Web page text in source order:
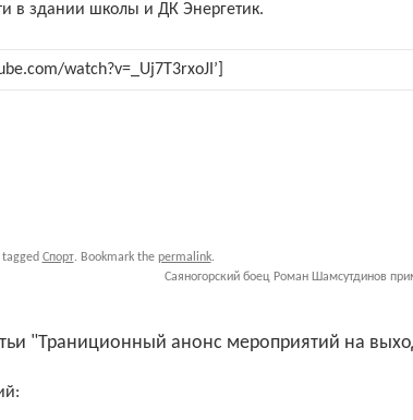
в здании школы и ДК Энергетик.
watch?v=_Uj7T3rxoJI’]
Спорт. Bookmark the permalink.
Саяногорский боец Роман Шамсутдинов
"Траниционный анонс мероприятий на